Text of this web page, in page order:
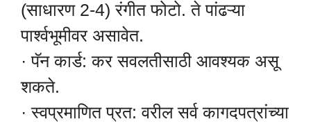
(साधारण 2-4) रंगीत फोटो. ते पांढऱ्या
पार्श्वभूमीवर असावेत.
· पॅन कार्ड: कर सवलतीसाठी आवश्यक असू
शकते.
· स्वप्रमाणित प्रत: वरील सर्व कागदपत्रांच्या